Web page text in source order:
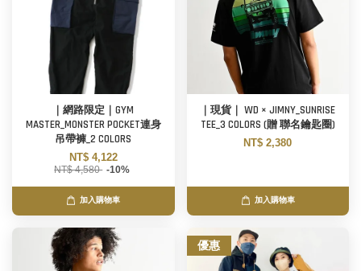
｜網路限定｜GYM
MASTER_MONSTER POCKET連身
吊帶褲_2 COLORS
NT$ 4,122
NT$ 4,580 -10%
加入購物車
｜現貨｜ WD × JIMNY_SUNRISE
TEE_3 COLORS (贈 聯名鑰匙圈)
NT$ 2,380
加入購物車
優惠